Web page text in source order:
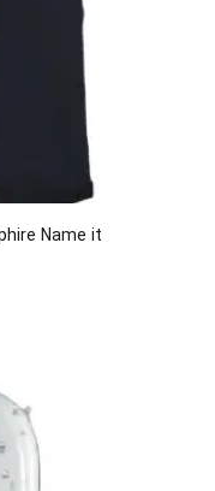
επιλεγούν
προϊόντος
Name it
παραλλαγές.
επιλογές